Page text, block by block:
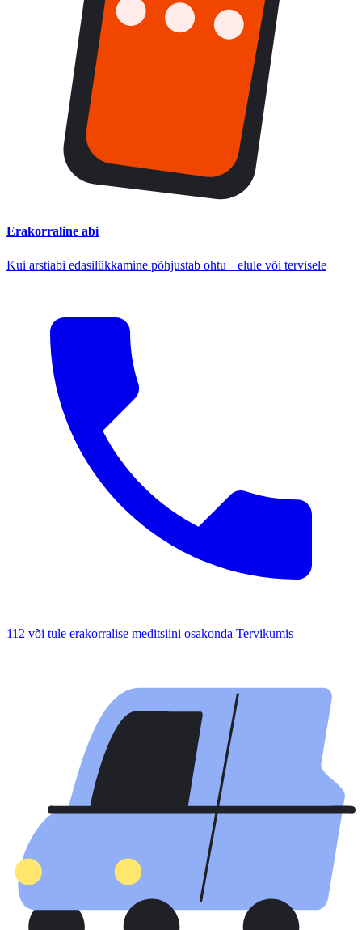
Erakorraline abi
Kui arstiabi edasilükkamine põhjustab ohtu elule või tervisele
112 või tule erakorralise meditsiini osakonda Tervikumis